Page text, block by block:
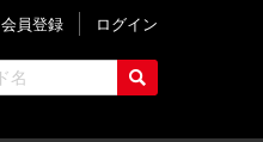
会員登録 ログイン